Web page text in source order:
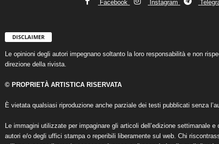
Facebook Instagram
DISCLAIMER
Le opinioni degli autori impegnano soltanto la loro responsabilità e non
direzione della rivista.
© PROPRIETÀ ARTISTICA RISERVATA
È vietata qualsiasi riproduzione anche parziale dei testi pubblicati senza
Le immagini utilizzate per impaginare gli articoli dell’edizione settimanale
autori e/o degli uffici stampa o reperibili liberamente sul web. Chi